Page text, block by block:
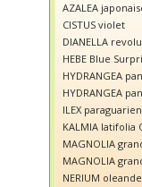
AZALEA
CISTUS violet
DIANELLA
HEBE Blue
HYDRANGEA
HYDRANGEA
ILEX
KALMIA latifolia
MAGNOLIA
MAGNOLIA
NERIUM